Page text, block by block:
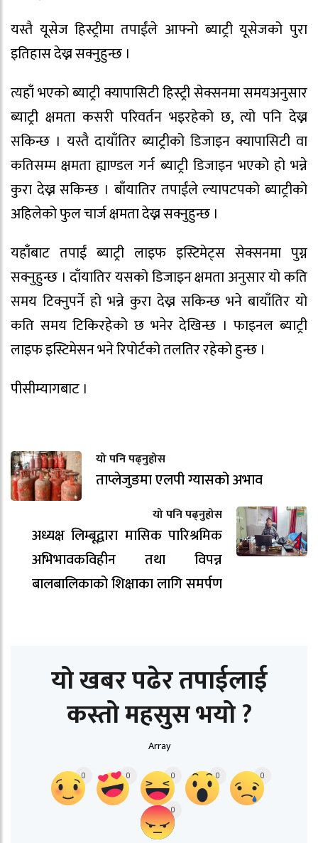
यस्तै यूसेज हिस्ट्रीमा तपाईंले आफ्नो ब्याट्री यूसेजको पुरा
इतिहास देख्न सक्नुहुन्छ ।
त्यहाँ भएको ब्याट्री क्यापासिटी हिस्ट्री सेक्सनमा समयअनुसार
ब्याट्री क्षमता कसरी परिवर्तन भइरहेको छ, त्यो पनि देख्न
सकिन्छ । यस्तै दायाँतिर ब्याट्रीको डिजाइन क्यापासिटी वा
कतिसम्म क्षमता ह्याण्डल गर्न ब्याट्री डिजाइन भएको हो भन्ने
कुरा देख्न सकिन्छ । बाँयातिर तपाईंले ल्यापटपको ब्याट्रीको
अहिलेको फुल चार्ज क्षमता देख्न सक्नुहुन्छ ।
यहाँबाट तपाईं ब्याट्री लाइफ इस्टिमेट्स सेक्सनमा पुग्न
सक्नुहुन्छ । दाँयातिर यसको डिजाइन क्षमता अनुसार यो कति
समय टिक्नुपर्ने हो भन्ने कुरा देख्न सकिन्छ भने बायाँतिर यो
कति समय टिकिरहेको छ भनेर देखिन्छ । फाइनल ब्याट्री
लाइफ इस्टिमेसन भने रिपोर्टको तलतिर रहेको हुन्छ ।
पीसीम्यागबाट ।
यो पनि पढ्नुहोस
ताप्लेजुङमा एलपी ग्यासको अभाव
यो पनि पढ्नुहोस
अध्यक्ष लिम्बूद्वारा मासिक पारिश्रमिक
अभिभावकविहीन तथा विपन्न
बालबालिकाको शिक्षाका लागि समर्पण
यो खबर पढेर तपाईलाई
कस्तो महसुस भयो ?
Array
0 0 0 0 0
0